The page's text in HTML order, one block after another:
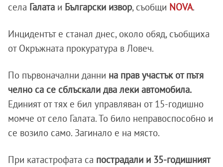
села Галата и Български извор, съобщи NOVA.
Инцидентът е станал днес, около обяд, съобщиха
от Окръжната прокуратура в Ловеч.
По първоначални данни на прав участък от пътя
челно са се сблъскали два леки автомобила.
Единият от тях е бил управляван от 15-годишно
момче от село Галата. То било неправоспособно и
се возило само. Загинало е на място.
При катастрофата са пострадали и 35-годишният